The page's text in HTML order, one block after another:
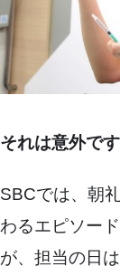
それは意外です
SBCでは、朝
わるエピソー
が、担当の日